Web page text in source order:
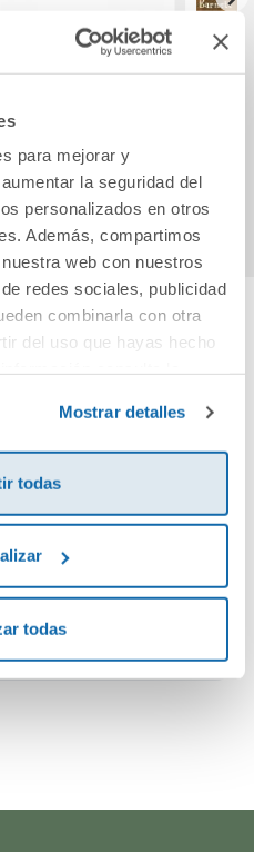
para mejorar y
la seguridad del
personalizados en otros
Además, compartimos
web con nuestros
redes sociales, publicidad
combinarla con otra
del uso que hayas hecho
Mostrar detalles
todas
todas
Navidad de cuento
18,50€
Comprar
tu opinión
este producto!
sesión para poder valorarlo